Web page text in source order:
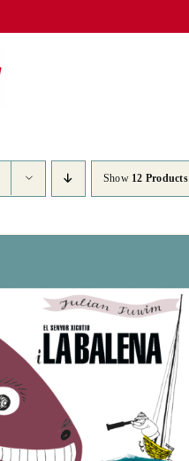
Show 12 Products